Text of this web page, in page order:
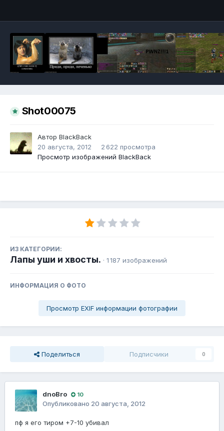
Shot00075
Автор BlackBack
20 августа, 2012
2 622 просмотра
Просмотр изображений BlackBack
ИЗ КАТЕГОРИИ:
Лапы уши и хвосты. · 1 187 изображений
ИНФОРМАЦИЯ О ФОТО
Просмотр EXIF информации фотографии
Поделиться Подписчики 0
dnoBro 10
Опубликовано 20 августа, 2012
пф я его тиром +7-10 убивал